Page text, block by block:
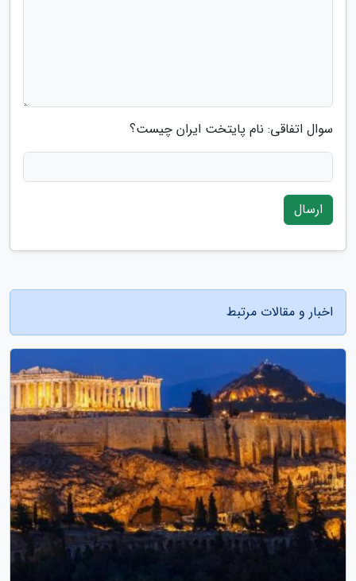
سوال اتفاقی: نام پایتخت ایران چیست؟
ارسال
اخبار و مقالات مرتبط